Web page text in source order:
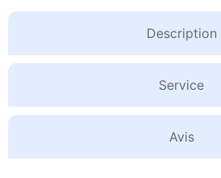
Description
Service
Avis